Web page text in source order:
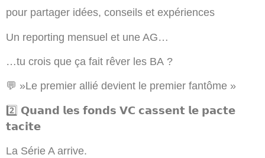
pour partager idées, conseils et expériences
Un reporting mensuel et une AG…
…tu crois que ça fait rêver les BA ?
💬 »Le premier allié devient le premier fantôme »
2️⃣ 𝗤𝘂𝗮𝗻𝗱 𝗹𝗲𝘀 𝗳𝗼𝗻𝗱𝘀 𝗩𝗖 𝗰𝗮𝘀𝘀𝗲𝗻𝘁 𝗹𝗲 𝗽𝗮𝗰𝘁𝗲
𝘁𝗮𝗰𝗶𝘁𝗲
La Série A arrive.